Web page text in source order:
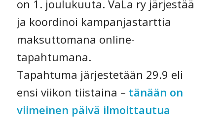
on 1. joulukuuta. VaLa ry järjestää
ja koordinoi kampanjastarttia
maksuttomana online-
tapahtumana.
Tapahtuma järjestetään 29.9 eli
ensi viikon tiistaina – tänään on
viimeinen päivä ilmoittautua